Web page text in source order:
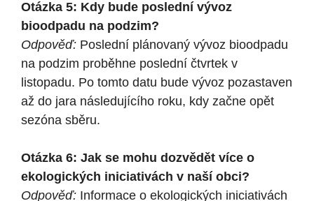
Otázka 5: Kdy bude poslední vývoz
bioodpadu na podzim?
Odpověď: Poslední plánovaný vývoz bioodpadu
na podzim proběhne poslední čtvrtek v
listopadu. Po tomto datu bude vývoz pozastaven
až do jara následujícího roku, kdy začne opět
sezóna sběru.
Otázka 6: Jak se mohu dozvědět více o
ekologických iniciativách v naší obci?
Odpověď: Informace o ekologických iniciativách